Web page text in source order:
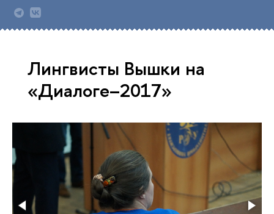
Лингвисты Вышки на
«Диалоге–2017»